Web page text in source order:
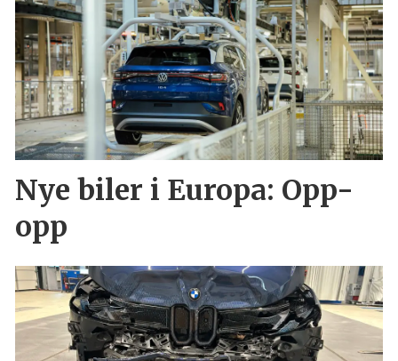
Nye biler i Europa: Opp-
opp